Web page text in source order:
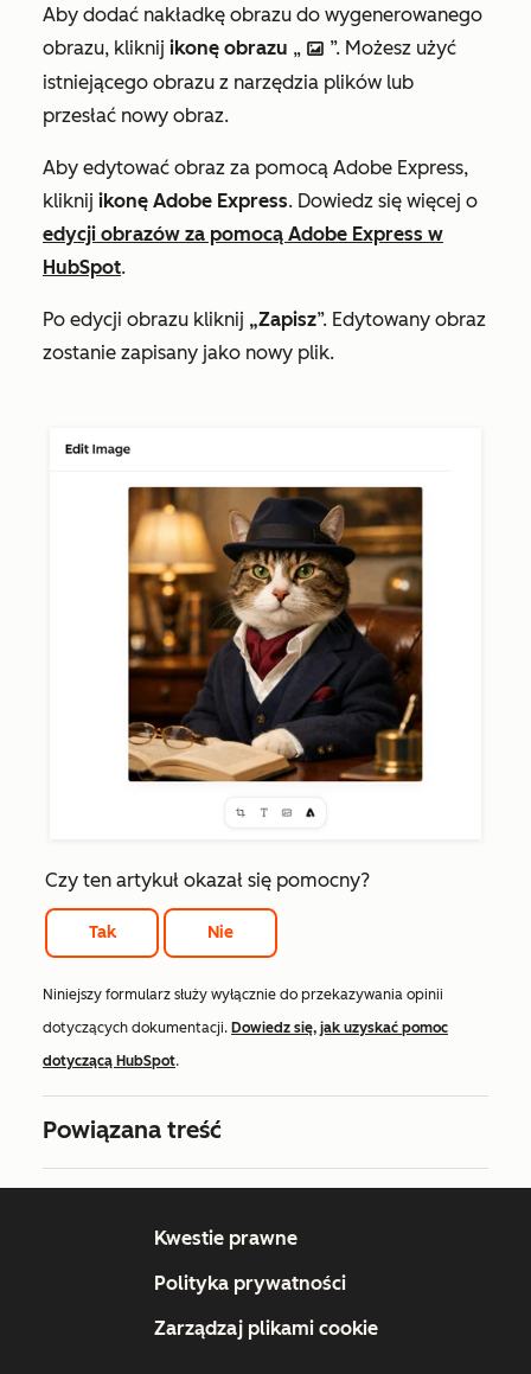
Aby dodać nakładkę obrazu do wygenerowanego
obrazu, kliknij ikonę obrazu „ insertImageIcon ”. Możesz użyć
istniejącego obrazu z narzędzia plików lub
przesłać nowy obraz.
Aby edytować obraz za pomocą Adobe Express,
kliknij ikonę Adobe Express. Dowiedz się więcej o
edycji obrazów za pomocą Adobe Express w
HubSpot.
Po edycji obrazu kliknij „Zapisz”. Edytowany obraz
zostanie zapisany jako nowy plik.
Czy ten artykuł okazał się pomocny?
Tak Nie
Niniejszy formularz służy wyłącznie do przekazywania opinii
dotyczących dokumentacji. Dowiedz się, jak uzyskać pomoc
dotyczącą HubSpot.
Powiązana treść
Kwestie prawne
Polityka prywatności
Zarządzaj plikami cookie